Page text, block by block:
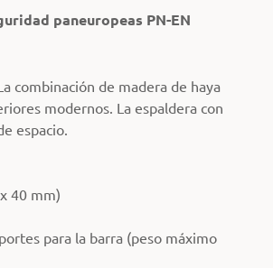
paneuropeas PN-EN
combinación de madera de haya
modernos. La espaldera con
espacio.
40 mm)
para la barra (peso máximo